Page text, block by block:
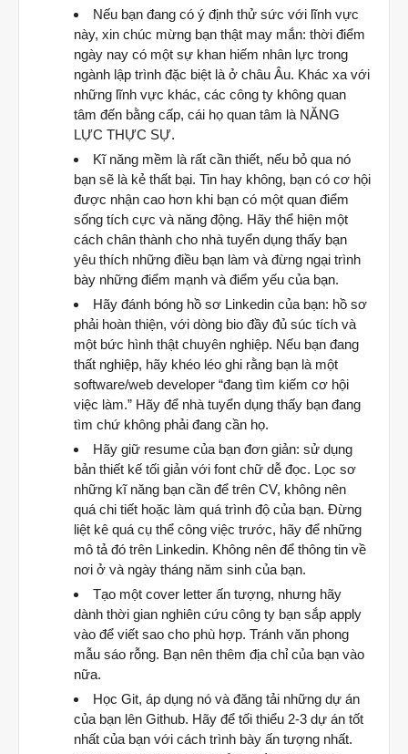
Nếu bạn đang có ý định thử sức với lĩnh vực
này, xin chúc mừng bạn thật may mắn: thời điểm
ngày nay có một sự khan hiếm nhân lực trong
ngành lập trình đặc biệt là ở châu Âu. Khác xa với
những lĩnh vực khác, các công ty không quan
tâm đến bằng cấp, cái họ quan tâm là NĂNG
LỰC THỰC SỰ.
Kĩ năng mềm là rất cần thiết, nếu bỏ qua nó
bạn sẽ là kẻ thất bại. Tin hay không, bạn có cơ hội
được nhận cao hơn khi bạn có một quan điểm
sống tích cực và năng động. Hãy thể hiện một
cách chân thành cho nhà tuyển dụng thấy bạn
yêu thích những điều bạn làm và đừng ngại trình
bày những điểm mạnh và điểm yếu của bạn.
Hãy đánh bóng hồ sơ Linkedin của bạn: hồ sơ
phải hoàn thiện, với dòng bio đầy đủ súc tích và
một bức hình thật chuyên nghiệp. Nếu bạn đang
thất nghiệp, hãy khéo léo ghi rằng bạn là một
software/web developer “đang tìm kiếm cơ hội
việc làm.” Hãy để nhà tuyển dụng thấy bạn đang
tìm chứ không phải đang cần họ.
Hãy giữ resume của bạn đơn giản: sử dụng
bản thiết kế tối giản với font chữ dễ đọc. Lọc sơ
những kĩ năng bạn cần để trên CV, không nên
quá chi tiết hoặc làm quá trình độ của bạn. Đừng
liệt kê quá cụ thể công việc trước, hãy để những
mô tả đó trên Linkedin. Không nên để thông tin về
nơi ở và ngày tháng năm sinh của bạn.
Tạo một cover letter ấn tượng, nhưng hãy
dành thời gian nghiên cứu công ty bạn sắp apply
vào để viết sao cho phù hợp. Tránh văn phong
mẫu sáo rỗng. Bạn nên thêm địa chỉ của bạn vào
nữa.
Học Git, áp dụng nó và đăng tải những dự án
của bạn lên Github. Hãy để tối thiểu 2-3 dự án tốt
nhất của bạn với cách trình bày ấn tượng nhất.